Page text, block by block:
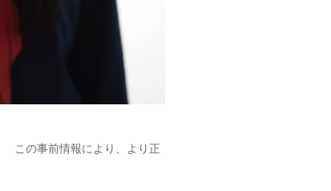
この事前情報により、より正